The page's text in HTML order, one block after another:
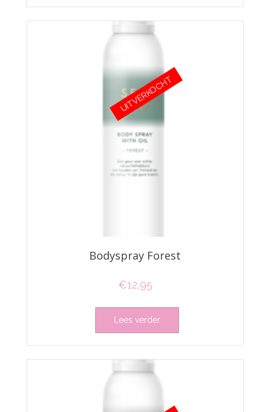
Bodyspray Forest
€12,95
Lees verder
UITVERKOCHT